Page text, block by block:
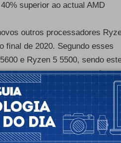
superior ao actual AMD
outros processadores
final de 2020. Segundo esses
e Ryzen 5 5500, sendo
com os novos processadores